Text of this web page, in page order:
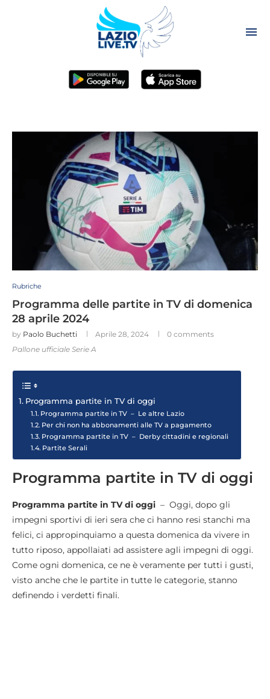
Rubriche
Programma delle partite in TV di domenica
28 aprile 2024
by Paolo Buchetti Aprile 28, 2024
0 comments
Pallone ufficiale Serie A
Programma partite in TV di oggi
Programma partite in TV – Le altre Lazio
Per chi non ha abbonamenti alle TV a pagamento
Programma partite in TV – Derby cittadini e regionali
Partite Serali
Programma partite in TV di oggi
Programma partite in TV di oggi – Oggi, dopo gli
impegni sportivi di ieri sera che ci hanno resi stanchi ma
felici, ci appropinquiamo a questa domenica da vivere in
tutto riposo, appollaiati ad assistere agli impegni di oggi.
Come ogni domenica, ce ne è veramente per tutti i gusti,
visto anche che le partite in tutte le categorie, stanno
definendo i verdetti finali.